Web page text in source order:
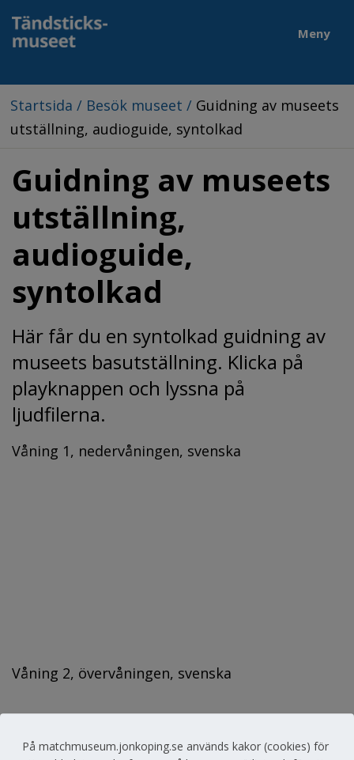
Meny
Startsida / Besök museet / Guidning av museets
utställning, audioguide, syntolkad
Guidning av museets
utställning,
audioguide,
syntolkad
Här får du en syntolkad guidning av
museets basutställning. Klicka på
playknappen och lyssna på
ljudfilerna.
Våning 1, nedervåningen, svenska
Våning 2, övervåningen, svenska
På matchmuseum.jonkoping.se används kakor (cookies) för